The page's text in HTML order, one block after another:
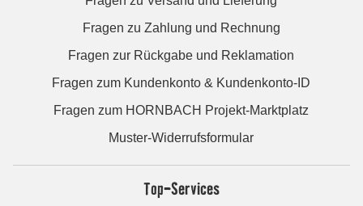
Fragen zu Zahlung und Rechnung
Fragen zur Rückgabe und Reklamation
Fragen zum Kundenkonto & Kundenkonto-ID
Fragen zum HORNBACH Projekt-Marktplatz
Muster-Widerrufsformular
Top-Services